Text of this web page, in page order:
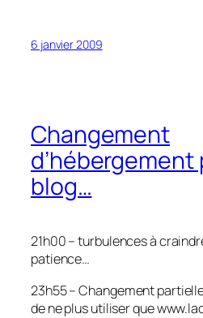
6 janvier 2009
Changement
d’hébergement
blog…
21h00 – turbulences à
patience…
23h55 – Changement
de ne plus utiliser que